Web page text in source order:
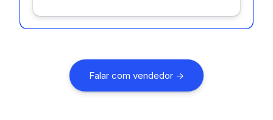
Falar com vendedor ->